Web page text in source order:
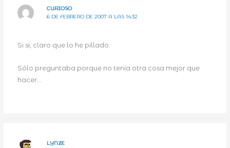
CURIOSO
6 DE FEBRERO DE 2007 A LAS 14:32
Si si, claro que lo he pillado.
Sólo preguntaba porque no tenía otra cosa mejor que
hacer…
LYNZE